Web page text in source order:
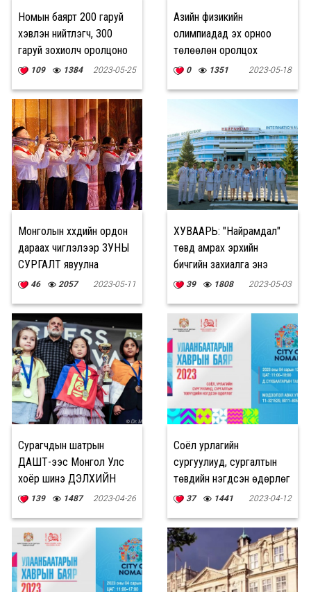
Номын баярт 200 гаруй
хэвлэн нийтлэгч, 300
гаруй зохиолч оролцоно
109 1384 2023-05-25
Азийн физикийн
олимпиадад эх орноо
төлөөлөн оролцох
Монголын багийн
0 1351 2023-05-18
Монголын хүүхдийн ордон
дараах чиглэлээр ЗУНЫ
СУРГАЛТ явуулна
46 2057 2023-05-11
ХУВААРЬ: "Найрамдал"
төвд амрах эрхийн
бичгийн захиалга энэ
сарын 15-наас эхэлнэ
39 1808 2023-05-03
Сурагчдын шатрын
ДАШТ-ээс Монгол Улс
хоёр шинэ ДЭЛХИЙН
АВАРГАТАЙ болжээ
139 1487 2023-04-26
Соёл урлагийн
сургуулиуд, сургалтын
төвүүдийн нэгдсэн өдөрлөг
өнөөдөр болно
37 1441 2023-04-12